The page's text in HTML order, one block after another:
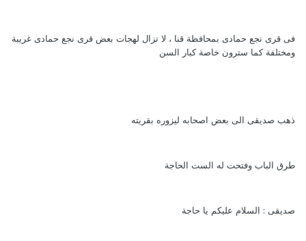
فى قرى نجع حمادى بمحافظة قنا ، لا تزال لهجات بعض قرى نجع حمادى غريبة
ومختلفة كما سترون خاصة كبار السن
ذهب صديقى الى بعض اصحابه ليزوره بقريته
طرق الباب وفتحت له الست الحاجة
صديقى : السلام عليكم يا حاجة